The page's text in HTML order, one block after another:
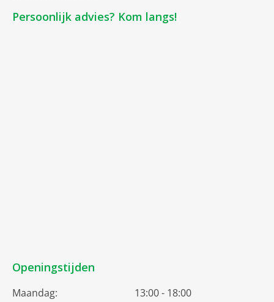
Persoonlijk advies? Kom langs!
Openingstijden
Maandag:
13:00 - 18:00